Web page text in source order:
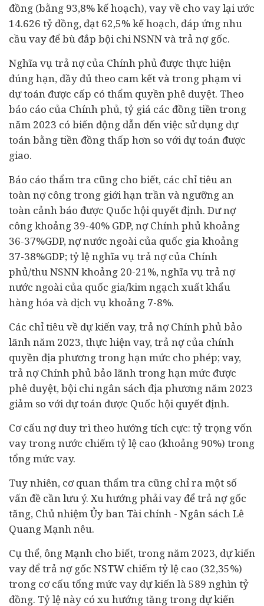
đồng (bằng 93,8% kế hoạch), vay về cho vay lại ước
14.626 tỷ đồng, đạt 62,5% kế hoạch, đáp ứng nhu
cầu vay để bù đắp bội chi NSNN và trả nợ gốc.
Nghĩa vụ trả nợ của Chính phủ được thực hiện
đúng hạn, đầy đủ theo cam kết và trong phạm vi
dự toán được cấp có thẩm quyền phê duyệt. Theo
báo cáo của Chính phủ, tỷ giá các đồng tiền trong
năm 2023 có biến động dẫn đến việc sử dụng dự
toán bằng tiền đồng thấp hơn so với dự toán được
giao.
Báo cáo thẩm tra cũng cho biết, các chỉ tiêu an
toàn nợ công trong giới hạn trần và ngưỡng an
toàn cảnh báo được Quốc hội quyết định. Dư nợ
công khoảng 39-40% GDP, nợ Chính phủ khoảng
36-37%GDP, nợ nước ngoài của quốc gia khoảng
37-38%GDP; tỷ lệ nghĩa vụ trả nợ của Chính
phủ/thu NSNN khoảng 20-21%, nghĩa vụ trả nợ
nước ngoài của quốc gia/kim ngạch xuất khẩu
hàng hóa và dịch vụ khoảng 7-8%.
Các chỉ tiêu về dự kiến vay, trả nợ Chính phủ bảo
lãnh năm 2023, thực hiện vay, trả nợ của chính
quyền địa phương trong hạn mức cho phép; vay,
trả nợ Chính phủ bảo lãnh trong hạn mức được
phê duyệt, bội chi ngân sách địa phương năm 2023
giảm so với dự toán được Quốc hội quyết định.
Cơ cấu nợ duy trì theo hướng tích cực: tỷ trọng vốn
vay trong nước chiếm tỷ lệ cao (khoảng 90%) trong
tổng mức vay.
Tuy nhiên, cơ quan thẩm tra cũng chỉ ra một số
vấn đề cần lưu ý. Xu hướng phải vay để trả nợ gốc
tăng, Chủ nhiệm Ủy ban Tài chính - Ngân sách Lê
Quang Mạnh nêu.
Cụ thể, ông Mạnh cho biết, trong năm 2023, dự kiến
vay để trả nợ gốc NSTW chiếm tỷ lệ cao (32,35%)
trong cơ cấu tổng mức vay dự kiến là 589 nghìn tỷ
đồng. Tỷ lệ này có xu hướng tăng trong dự kiến